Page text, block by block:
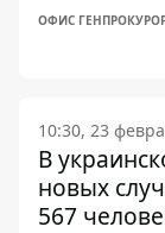
ОФИС
10:30, 23
В
новых
567